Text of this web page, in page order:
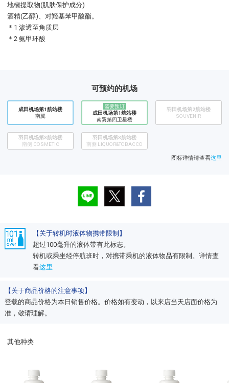
地椒提取物(肌肤保护成分)
酒精(乙醇)、对羟基苯甲酸酯。
＊1 渗透至角质层
＊2 氨甲环酸
可预约的机场
成田机场第1航站楼
南翼
需要预订
成田机场第1航站楼
南翼第四卫星楼
​羽田机场第2航站楼
SOUVENIR
羽田机场第3航站楼
南侧 COSMETIC
羽田机场第3航站楼
南侧 LIQUOR&TOBACCO
图标详情请查看这里
【关于转机时液体物携带限制】
超过100毫升的液体带有此标志。
转机或乘坐经停航班时，对携带乘机的液体物品有限制。详情查
看这里
【关于商品价格的注意事项】
登载的商品价格为本日销售价格。价格如有变动，以来店当天店面价格为
准，敬请理解。
其他种类